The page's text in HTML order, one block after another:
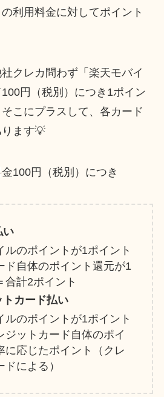
利用料金に対してポイント
クレカ問わず「楽天モバイ
円（税別）につき1ポイン
こにプラスして、各カード
ます💡
100円（税別）につき
い
ルのポイントが1ポイント
ド自体のポイント還元が1
合計2ポイント
カード払い
ルのポイントが1ポイント
ジットカード自体のポイ
に応じたポイント（クレ
による）